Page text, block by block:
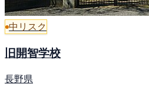
中リスク
旧開智学校
長野県